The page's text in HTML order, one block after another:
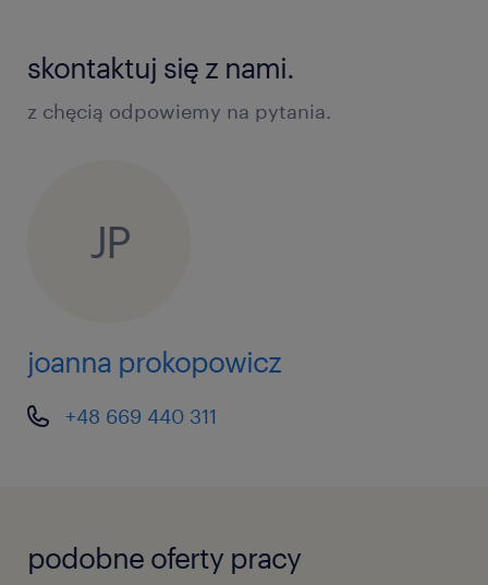
skontaktuj się z nami.
z chęcią odpowiemy na pytania.
JP
joanna prokopowicz
+48 669 440 311
podobne oferty pracy